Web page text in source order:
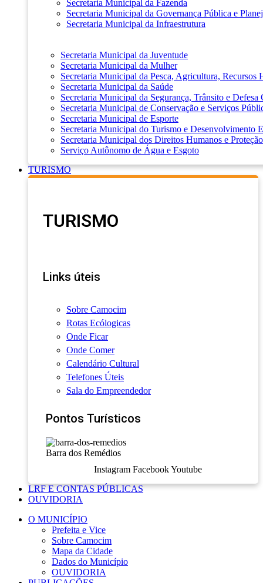
Secretaria Municipal da Fazenda
Secretaria Municipal da Governança Pública e
Secretaria Municipal da Infraestrutura
Secretaria Municipal da Juventude
Secretaria Municipal da Mulher
Secretaria Municipal da Pesca, Agricultura, Recursos
Secretaria Municipal da Saúde
Secretaria Municipal da Segurança, Trânsito e Defesa
Secretaria Municipal de Conservação e Serviços
Secretaria Municipal de Esporte
Secretaria Municipal do Turismo e Desenvolvimento
Secretaria Municipal dos Direitos Humanos e
Serviço Autônomo de Água e Esgoto
TURISMO
TURISMO
Links úteis
Sobre Camocim
Rotas Ecólogicas
Onde Ficar
Onde Comer
Calendário Cultural
Telefones Úteis
Sala do Empreendedor
Pontos Turísticos
Barra dos Remédios
Instagram Facebook Youtube
LRF E CONTAS PÚBLICAS
OUVIDORIA
O MUNICÍPIO
Prefeita e Vice
Sobre Camocim
Mapa da Cidade
Dados do Município
OUVIDORIA